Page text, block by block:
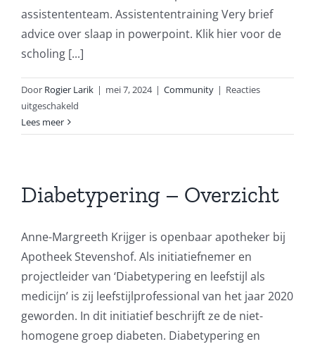
assistententeam. Assistententraining Very brief
advice over slaap in powerpoint. Klik hier voor de
scholing [...]
Door Rogier Larik | mei 7, 2024 | Community | Reacties
uitgeschakeld
slapen
Lees meer
Diabetypering – Overzicht
Anne-Margreeth Krijger is openbaar apotheker bij
Apotheek Stevenshof. Als initiatiefnemer en
projectleider van ‘Diabetypering en leefstijl als
medicijn’ is zij leefstijlprofessional van het jaar 2020
geworden. In dit initiatief beschrijft ze de niet-
homogene groep diabeten. Diabetypering en